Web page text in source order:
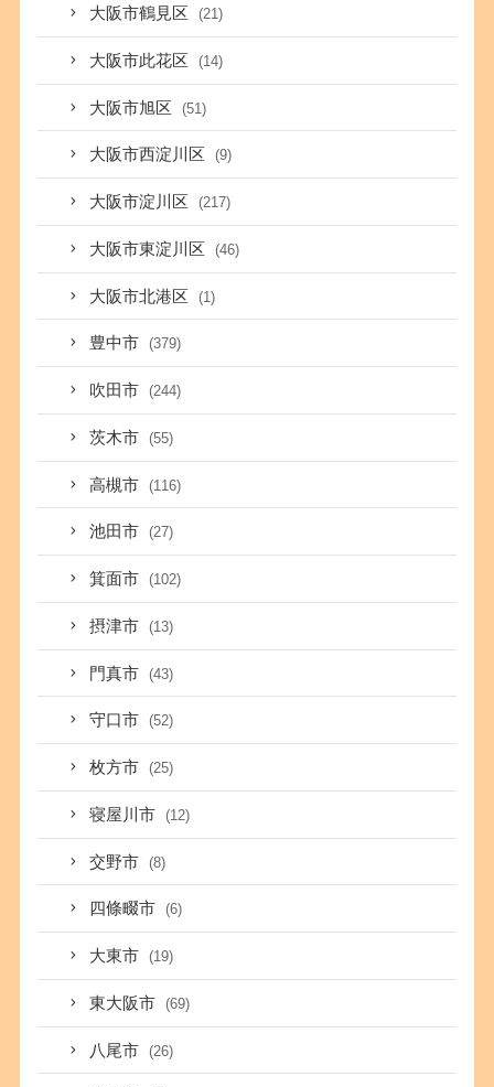
大阪市鶴見区 (21)
大阪市此花区 (14)
大阪市旭区 (51)
大阪市西淀川区 (9)
大阪市淀川区 (217)
大阪市東淀川区 (46)
大阪市北港区 (1)
豊中市 (379)
吹田市 (244)
茨木市 (55)
高槻市 (116)
池田市 (27)
箕面市 (102)
摂津市 (13)
門真市 (43)
守口市 (52)
枚方市 (25)
寝屋川市 (12)
交野市 (8)
四條畷市 (6)
大東市 (19)
東大阪市 (69)
八尾市 (26)